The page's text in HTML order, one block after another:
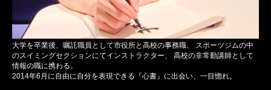
大学を卒業後、嘱託職員として市役所と高校の事務職、 スポーツジムの中
のスイミングセクションにてインストラクター、 高校の非常勤講師として
情報の職に携わる。
2014年6月に自由に自分を表現できる『心書』に出会い、一目惚れ。